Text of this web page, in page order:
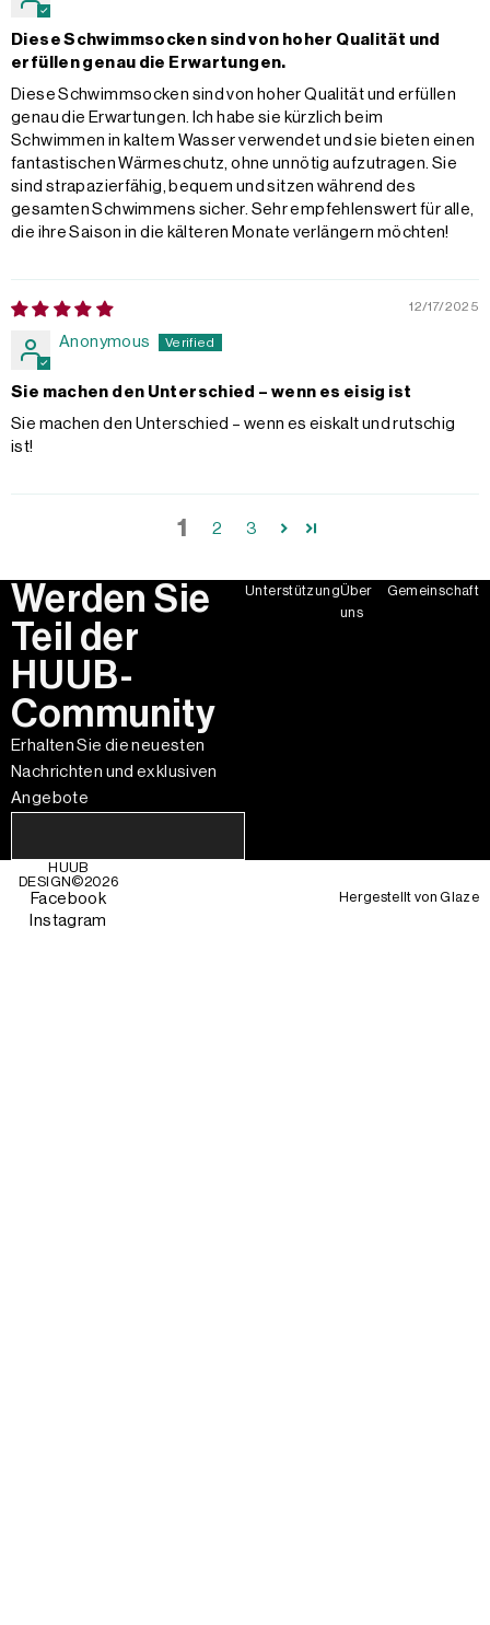
Diese Schwimmsocken sind von hoher Qualität und
erfüllen genau die Erwartungen.
Diese Schwimmsocken sind von hoher Qualität und erfüllen
genau die Erwartungen. Ich habe sie kürzlich beim
Schwimmen in kaltem Wasser verwendet und sie bieten einen
fantastischen Wärmeschutz, ohne unnötig aufzutragen. Sie
sind strapazierfähig, bequem und sitzen während des
gesamten Schwimmens sicher. Sehr empfehlenswert für alle,
die ihre Saison in die kälteren Monate verlängern möchten!
12/17/2025
Anonymous
Sie machen den Unterschied – wenn es eisig ist
Sie machen den Unterschied – wenn es eiskalt und rutschig
ist!
1 2 3
Werden Sie
Teil der
HUUB-
Community
Erhalten Sie die neuesten
Nachrichten und exklusiven
Angebote
UnterstützungÜber
uns
Gemeinschaft
HUUB
DESIGN©2026
Facebook
Instagram
Hergestellt vonGlaze